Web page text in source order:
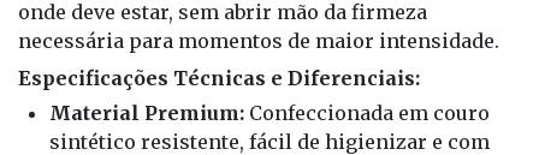
onde deve estar, sem abrir mão da firmeza
necessária para momentos de maior intensidade.
Especificações Técnicas e Diferenciais:
Material Premium: Confeccionada em couro
sintético resistente, fácil de higienizar e com